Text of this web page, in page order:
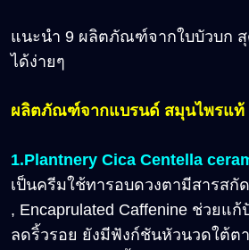
แนะนำ 9 ผลิตภัณฑ์จากใบบัวบก
ได้ง่ายๆ
ผลิตภัณฑ์จากแบรนด์ สมุนไพรแท้
1.Plantnery Cica Centella
เป็นครีมใช้ทารอบดวงตามีสารสกั
, Encaprulated Caffenine ช่วยแ
ลดริ้วรอย ยังมีฟังก์ชันหัวนวดใต้ต